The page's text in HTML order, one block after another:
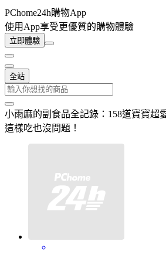
PChome24h購物App
使用App享受更優質的購物體驗
立即體驗
全站
小雨麻的副食品全記錄：158道寶寶超
這樣吃也沒問題！